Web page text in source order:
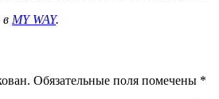
в MY WAY.
Обязательные поля помечены *